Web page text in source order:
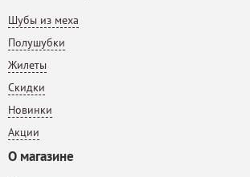
Шубы из меха
Полушубки
Жилеты
Скидки
Новинки
Акции
О магазине